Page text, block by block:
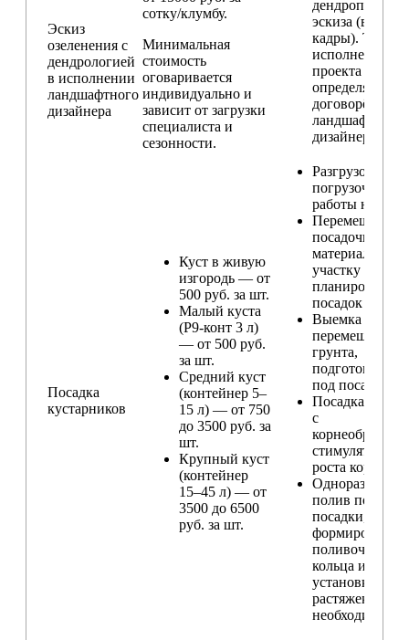
Эскиз
озеленения с
дендрологией
в исполнении
ландшафтного
дизайнера
сотку/клумбу.
Минимальная
стоимость
оговаривается
индивидуально и
зависит от загрузки
специалиста и
сезонности.
дендроплана и
эскиза
кадры).
исполнения
проекта
определяется
ландшафтным
дизайнером
Посадка
кустарников
Куст в живую
изгородь — от
500 руб. за шт.
Малый куста
(Р9-конт 3 л)
— от 500 руб.
за шт.
Средний куст
(контейнер 5–
15 л) — от 750
до 3500 руб. за
шт.
Крупный куст
(контейнер
15–45 л) — от
3500 до 6500
руб. за шт.
Разгрузо-
погрузочные
работы на
Перемещение
посадочного
материала по
участку и
планирование
посадок
Выемка и
перемещение
грунта,
подготовка
под посадку
Посадка
с
стимулятором
роста корней
Одноразовый
полив после
посадки,
формирование
поливочного
кольца и
установка
растяжек (при